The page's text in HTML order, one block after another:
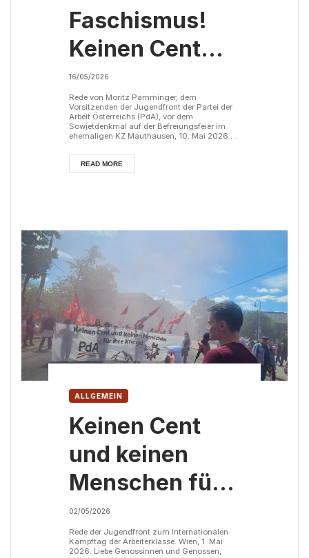
Faschismus!
Keinen Cent
und keinen
Menschen für
ihre Kriege!
16/05/2026
Rede von Moritz Pamminger, dem
Vorsitzenden der Jugendfront der Partei der
Arbeit Österreichs (PdA), vor dem
Sowjetdenkmal auf der Befreiungsfeier im
ehemaligen KZ Mauthausen, 10. Mai 2026.
Liebe Genossinnen und Genossen! Es ist mir
eine große Ehre auch dieses Jahr im Namen
der Jugendfront vor diesem Denkmal zu
READ MORE
ALLGEMEIN
Keinen Cent
und keinen
Menschen für
ihre Kriege!
02/05/2026
Rede der Jugendfront zum Internationalen
Kampftag der Arbeiterklasse. Wien, 1. Mai
2026. Liebe Genossinnen und Genossen,